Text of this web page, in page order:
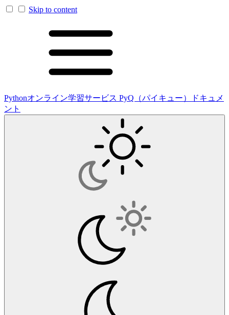
Skip to content
Pythonオンライン学習サービス PyQ（パイキュー）ドキュメ
ント